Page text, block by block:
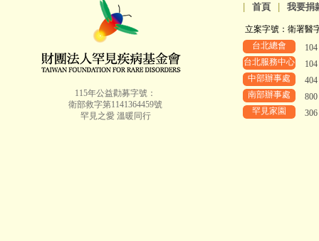
115年公益勸募字號：
衛部救字第1141364459號
罕見之愛 溫暖同行
首頁 我要捐
立案字號：衛署醫
台北總會
台北服務中心
中部辦事處
南部辦事處
罕見家園